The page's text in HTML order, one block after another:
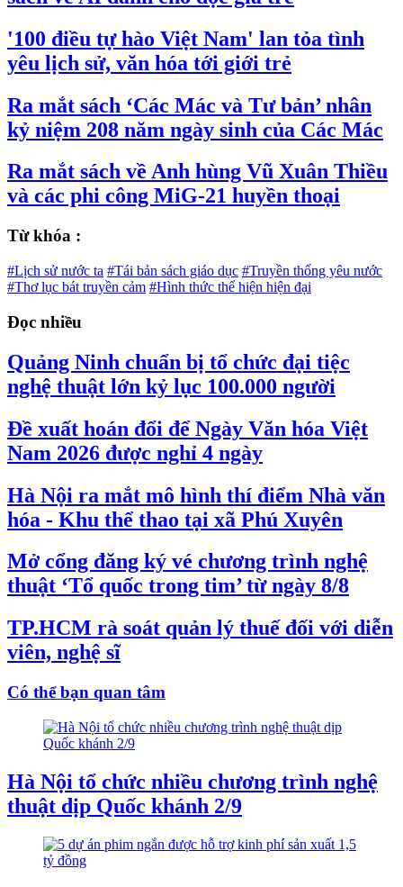
'100 điều tự hào Việt Nam' lan tỏa tình
yêu lịch sử, văn hóa tới giới trẻ
Ra mắt sách ‘Các Mác và Tư bản’ nhân
kỷ niệm 208 năm ngày sinh của Các Mác
Ra mắt sách về Anh hùng Vũ Xuân Thiều
và các phi công MiG-21 huyền thoại
Từ khóa :
#Lịch sử nước ta #Tái bản sách giáo dục #Truyền thống yêu nước
#Thơ lục bát truyền cảm #Hình thức thể hiện hiện đại
Đọc nhiều
Quảng Ninh chuẩn bị tổ chức đại tiệc
nghệ thuật lớn kỷ lục 100.000 người
Đề xuất hoán đổi để Ngày Văn hóa Việt
Nam 2026 được nghỉ 4 ngày
Hà Nội ra mắt mô hình thí điểm Nhà văn
hóa - Khu thể thao tại xã Phú Xuyên
Mở cổng đăng ký vé chương trình nghệ
thuật ‘Tổ quốc trong tim’ từ ngày 8/8
TP.HCM rà soát quản lý thuế đối với diễn
viên, nghệ sĩ
Có thể bạn quan tâm
Hà Nội tổ chức nhiều chương trình nghệ
thuật dịp Quốc khánh 2/9